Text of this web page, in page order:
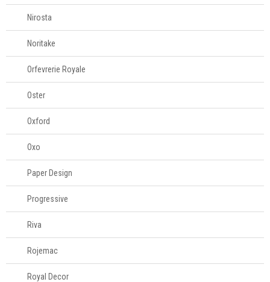
Nirosta
Noritake
Orfevrerie Royale
Oster
Oxford
Oxo
Paper Design
Progressive
Riva
Rojemac
Royal Decor